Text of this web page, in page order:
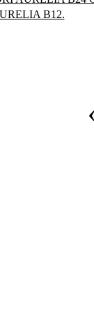
B12.